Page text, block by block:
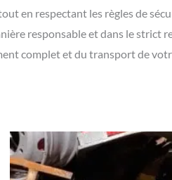
en respectant les règles de
responsable et dans le strict
complet et du transport de